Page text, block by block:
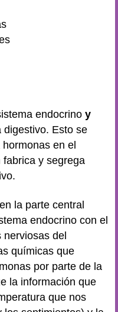
endocrino y
digestivo. Esto se
en el
y segrega
la parte central
endocrino con el
nerviosas del
químicas que
por parte de la
la información que
que nos